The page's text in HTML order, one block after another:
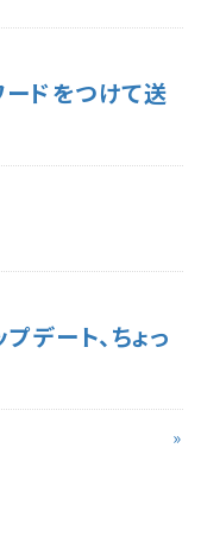
ドをつけて送
デート、ちょっ
»